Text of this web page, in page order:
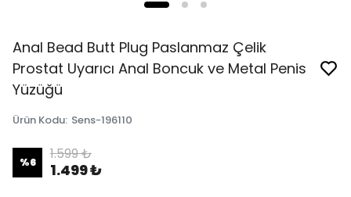
Anal Bead Butt Plug Paslanmaz Çelik
Prostat Uyarıcı Anal Boncuk ve Metal Penis
Yüzüğü
Ürün Kodu: Sens-196110
%6 1.599 ₺
1.499 ₺